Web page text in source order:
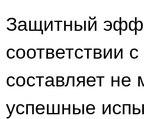
Защитный
соответствии
составляет
успешные